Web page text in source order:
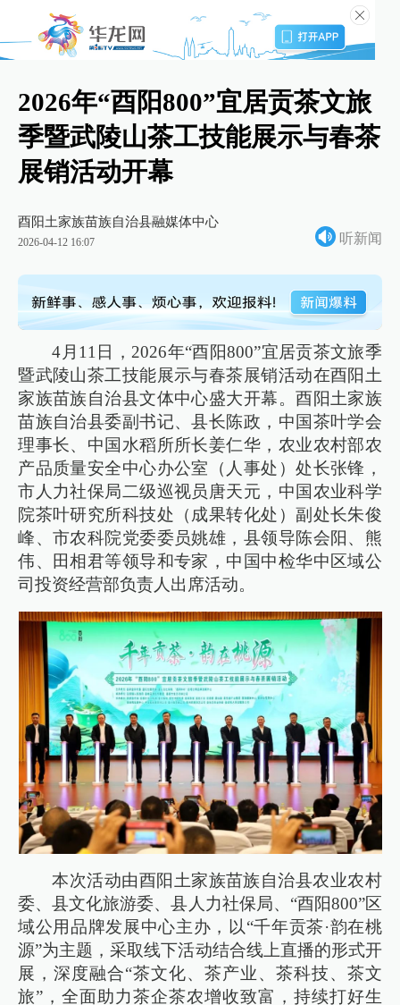
2026年“酉阳800”宜居贡茶文旅
季暨武陵山茶工技能展示与春茶
展销活动开幕
酉阳土家族苗族自治县融媒体中心
2026-04-12 16:07 听新闻
4月11日，2026年“酉阳800”宜居贡茶文旅季
暨武陵山茶工技能展示与春茶展销活动在酉阳土
家族苗族自治县文体中心盛大开幕。酉阳土家族
苗族自治县委副书记、县长陈政，中国茶叶学会
理事长、中国水稻所所长姜仁华，农业农村部农
产品质量安全中心办公室（人事处）处长张锋，
市人力社保局二级巡视员唐天元，中国农业科学
院茶叶研究所科技处（成果转化处）副处长朱俊
峰、市农科院党委委员姚雄，县领导陈会阳、熊
伟、田相君等领导和专家，中国中检华中区域公
司投资经营部负责人出席活动。
本次活动由酉阳土家族苗族自治县农业农村
委、县文化旅游委、县人力社保局、“酉阳800”区
域公用品牌发展中心主办，以“千年贡茶·韵在桃
源”为主题，采取线下活动结合线上直播的形式开
展，深度融合“茶文化、茶产业、茶科技、茶文
旅”，全面助力茶企茶农增收致富，持续打好生